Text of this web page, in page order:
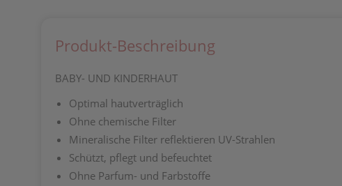
Produkt-Beschreibung
BABY- UND KINDERHAUT
Optimal hautverträglich
Ohne chemische Filter
Mineralische Filter reflektieren UV-Strahlen
Schützt, pflegt und befeuchtet
Ohne Parfum- und Farbstoffe